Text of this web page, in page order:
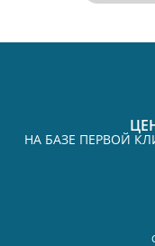
НА БАЗЕ ПЕРВОЙ